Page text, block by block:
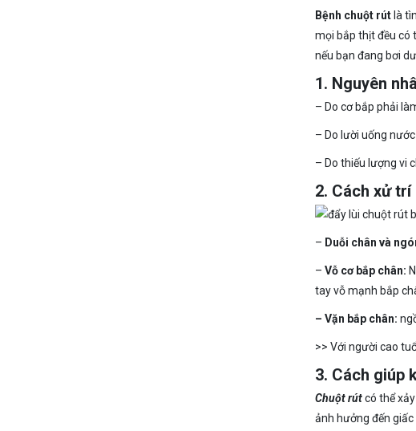
Bệnh chuột rútlà
mọi bắp thịt đều có
nếu bạn đang bơi
1. Nguyên
– Do cơ bắp phải
– Do lười uống
– Do thiếu lượng vi
2. Cách xử
– Duỗi chân và
– Vỗ cơ bắp chân:
tay vỗ mạnh bắp
– Vặn bắp chân:
>> Với người cao
3. Cách giúp
Chuột rútcó thể
ảnh hưởng đến